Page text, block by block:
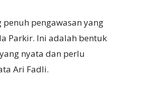
penuh pengawasan yang
Parkir. Ini adalah bentuk
nyata dan perlu
Ari Fadli.